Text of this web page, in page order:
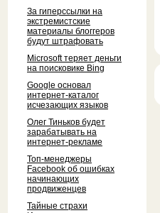
За гиперссылки на
экстремистские
материалы блоггеров
будут штрафовать
Microsoft теряет деньги
на поисковике Bing
Google основал
интернет-каталог
исчезающих языков
Олег Тиньков будет
зарабатывать на
интернет-рекламе
Топ-менеджеры
Facebook об ошибках
начинающих
продвиженцев
Тайные страхи